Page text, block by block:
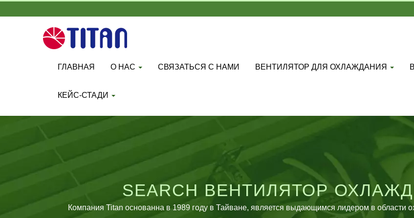
ГЛАВНАЯ О НАС СВЯЗАТЬСЯ С НАМИ ВЕНТИЛЯТОР ДЛЯ ОХЛАЖДАНИЯ
КЕЙС-СТАДИ
SEARCH ВЕНТИЛЯТОР
СПЕЦИАЛИЗИРУЕТСЯ НА
Компания Titan основанна в 1989 году в Тайване, является выдающимся лидером в области